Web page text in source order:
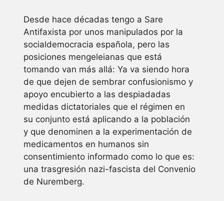
Desde hace décadas tengo a Sare
Antifaxista por unos manipulados por la
socialdemocracia española, pero las
posiciones mengeleianas que está
tomando van más allá: Ya va siendo hora
de que dejen de sembrar confusionismo y
apoyo encubierto a las despiadadas
medidas dictatoriales que el régimen en
su conjunto está aplicando a la población
y que denominen a la experimentación de
medicamentos en humanos sin
consentimiento informado como lo que es:
una trasgresión nazi-fascista del Convenio
de Nuremberg.